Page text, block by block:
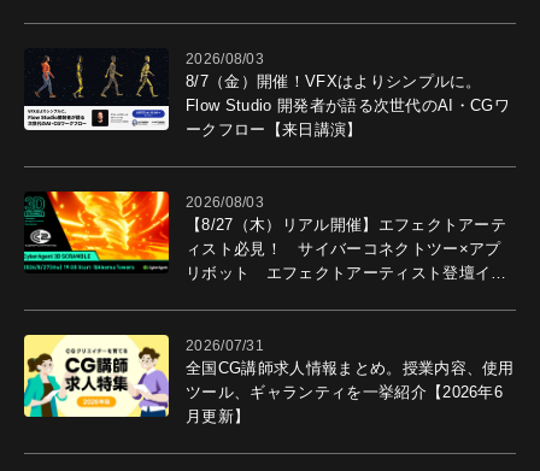
2026/08/03
8/7（金）開催！VFXはよりシンプルに。
Flow Studio 開発者が語る次世代のAI・CGワ
ークフロー【来日講演】
2026/08/03
【8/27（木）リアル開催】エフェクトアーテ
ィスト必見！ サイバーコネクトツー×アプ
リボット エフェクトアーティスト登壇イベ
2026/07/31
全国CG講師求人情報まとめ。授業内容、使用
ツール、ギャランティを一挙紹介【2026年6
月更新】